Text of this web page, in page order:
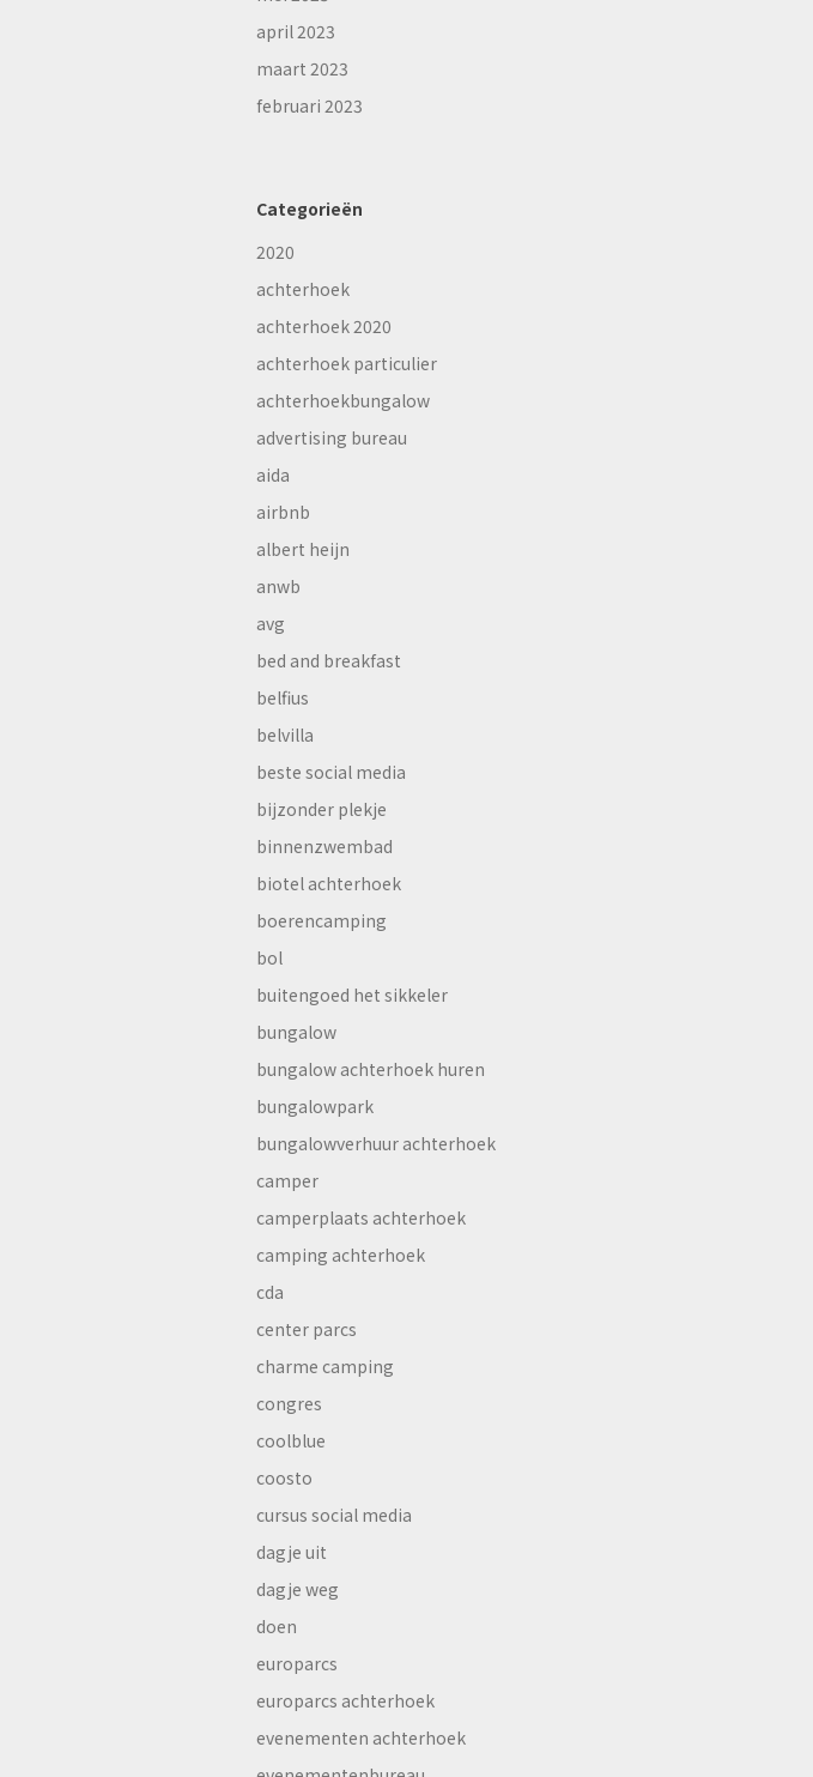
april 2023
maart 2023
februari 2023
Categorieën
2020
achterhoek
achterhoek 2020
achterhoek particulier
achterhoekbungalow
advertising bureau
aida
airbnb
albert heijn
anwb
avg
bed and breakfast
belfius
belvilla
beste social media
bijzonder plekje
binnenzwembad
biotel achterhoek
boerencamping
bol
buitengoed het sikkeler
bungalow
bungalow achterhoek huren
bungalowpark
bungalowverhuur achterhoek
camper
camperplaats achterhoek
camping achterhoek
cda
center parcs
charme camping
congres
coolblue
coosto
cursus social media
dagje uit
dagje weg
doen
europarcs
europarcs achterhoek
evenementen achterhoek